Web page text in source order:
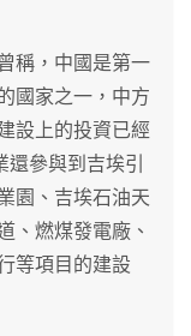
稱，中國是第一
國家之一，中方
設上的投資已經
參與到吉埃引
園、吉埃石油天
、燃煤發電廠、
等項目的建設